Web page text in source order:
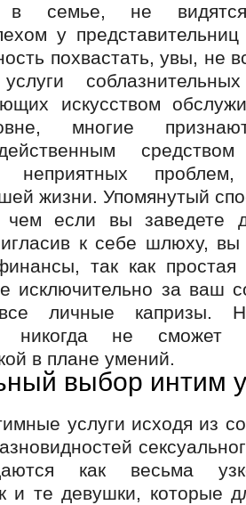
в семье, не
у представительниц
похвастать, увы, не
искусством
многие
неприятных
жизни. Упомянутый
чем если вы заведете
к себе шлюху, вы
так как
исключительно за ваш
личные капризы.
никогда не сможет
в плане умений.
выбор интим
услуги исходя из
как весьма
и те девушки, которые